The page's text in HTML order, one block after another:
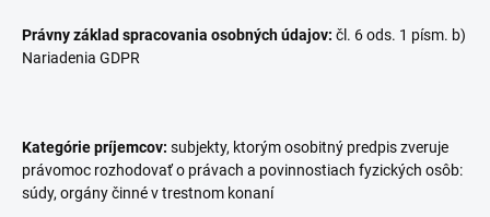
Právny základ spracovania osobných údajov: čl. 6 ods. 1 písm. b)
Nariadenia GDPR
Kategórie príjemcov: subjekty, ktorým osobitný predpis zveruje
právomoc rozhodovať o právach a povinnostiach fyzických osôb:
súdy, orgány činné v trestnom konaní